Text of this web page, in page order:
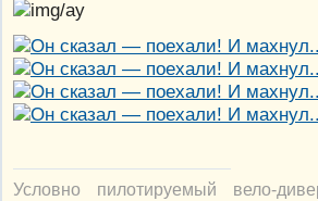
Условно пилотируемый вело-